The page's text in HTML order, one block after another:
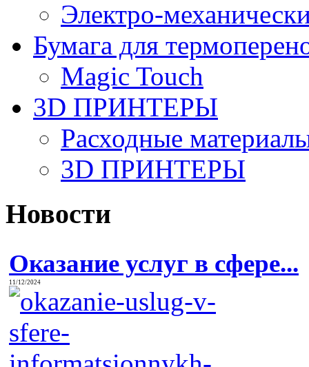
Электро-
Бумага для
Magic Touch
3D ПРИНТЕРЫ
Расходные
3D ПРИНТЕРЫ
Новости
Оказание услуг в сфере...
11/12/2024